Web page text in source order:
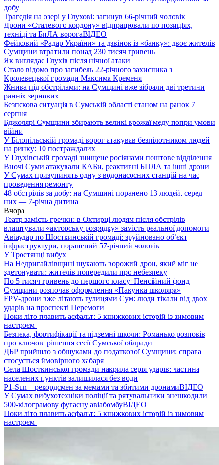
добу
Трагедія на озері у Глухові: загинув 66-річний чоловік
Дрони «Сталевого кордону» відпрацювали по позиціях,
техніці та БпЛА ворогаВІДЕО
Фейковий «Радар України» та дзвінок із «банку»: двоє жителів
Сумщини втратили понад 230 тисяч гривень
Як виглядає Глухів після нічної атаки
Стало відомо про загибель 22-річного захисника з
Кролевецької громади Максима Кременя
Жнива під обстрілами: на Сумщині вже зібрали дві третини
ранніх зернових
Безпекова ситуація в Сумській області станом на ранок 7
серпня
Бджолярі Сумщини збирають великі врожаї меду попри умови
війни
У Білопільській громаді ворог атакував безпілотником людей
на ринку: 10 постраждалих
У Глухівській громаді знищене росіянами поштове відділення
Вночі Суми атакували КАБи, реактивні БПЛА та інші дрони
У Сумах призупинять одну з водонасосних станцій на час
проведення ремонту
48 обстрілів за добу: на Сумщині поранено 13 людей, серед
них — 7-річна дитина
Вчора
Театр замість гречки: в Охтирці людям після обстрілів
влаштували «акторську розрядку» замість реальної допомоги
Авіаудар по Шосткинській громаді: зруйновано об’єкт
інфраструктури, поранений 57-річний чоловік
У Тростянці вибух
На Недригайлівщині шукають ворожий дрон, який міг не
здетонувати: жителів попередили про небезпеку
По 5 тисяч гривень до першого класу: Пенсійний фонд
Сумщини розпочав оформлення «Пакунка школяра»
FPV-дрони вже літають вулицями Сум: люди тікали від двох
ударів на проспекті Перемоги
Поки літо плавить асфальт: 5 книжкових історій із зимовим
настроєм
Безпека, фортифікації та підземні школи: Романько розповів
про ключові рішення сесії Сумської облради
ДБР прийшло з обшуками до податкової Сумщини: справа
стосується ймовірного хабаря
Села Шосткинської громади накрила серія ударів: частина
населених пунктів залишилася без води
P1-Sun – рекордсмен за мемами та збитими дронамиВІДЕО
У Сумах вибухотехніки поліції та рятувальники знешкодили
500-кілограмову фугасну авіабомбуВІДЕО
Поки літо плавить асфальт: 5 книжкових історій із зимовим
настроєм